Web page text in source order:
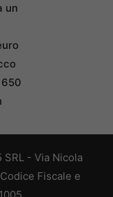
un
- Via Nicola
Fiscale e